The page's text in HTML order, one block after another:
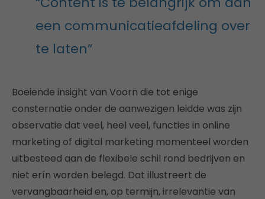
een communicatieafdeling over
te laten”
Boeiende insight van Voorn die tot enige
consternatie onder de aanwezigen leidde was zijn
observatie dat veel, heel veel, functies in online
marketing of digital marketing momenteel worden
uitbesteed aan de flexibele schil rond bedrijven en
niet erín worden belegd. Dat illustreert de
vervangbaarheid en, op termijn, irrelevantie van